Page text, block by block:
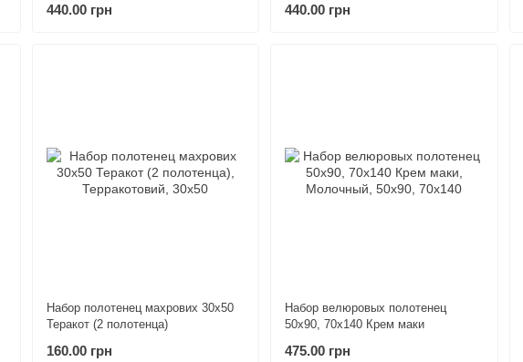
440.00 грн 440.00 грн
Набор полотенец махрових 30х50
Теракот (2 полотенца)
160.00 грн
Набор велюровых полотенец
50х90, 70х140 Крем маки
475.00 грн